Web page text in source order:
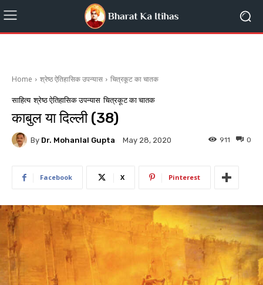
Home श्रेष्ठ ऐतिहासिक उपन्यास चित्रकूट का चातक
साहित्य श्रेष्ठ ऐतिहासिक उपन्यास चित्रकूट का चातक
काबुल या दिल्ली (38)
By Dr. Mohanlal Gupta May 28, 2020 0
911
Facebook X Pinterest